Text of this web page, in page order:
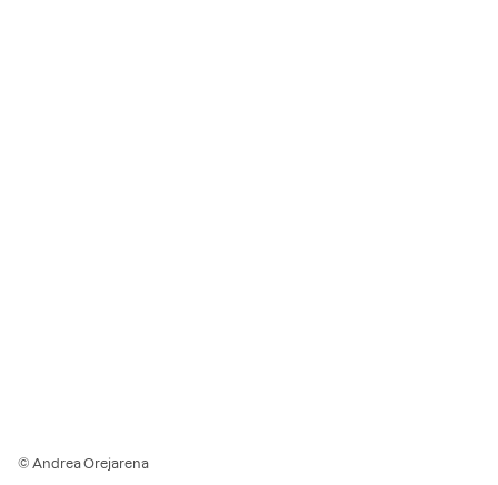
© Andrea Orejarena